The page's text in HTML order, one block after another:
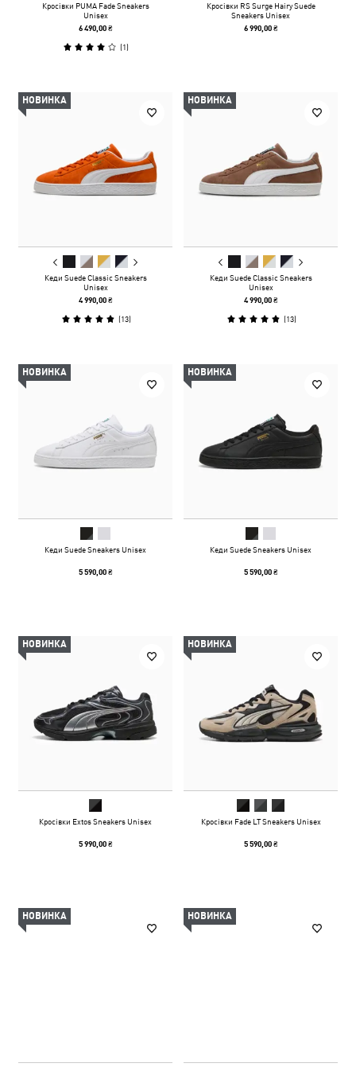
Кросівки PUMA Fade Sneakers
Unisex
6 490,00 ₴
(1)
Кросівки RS Surge Hairy Suede
Sneakers Unisex
6 990,00 ₴
НОВИНКА
Кеди Suede Classic Sneakers
Unisex
4 990,00 ₴
(13)
НОВИНКА
Кеди Suede Classic Sneakers
Unisex
4 990,00 ₴
(13)
НОВИНКА
Кеди Suede Sneakers Unisex
5 590,00 ₴
НОВИНКА
Кеди Suede Sneakers Unisex
5 590,00 ₴
НОВИНКА
Кросівки Extos Sneakers Unisex
5 990,00 ₴
НОВИНКА
Кросівки Fade LT Sneakers Unisex
5 590,00 ₴
НОВИНКА НОВИНКА